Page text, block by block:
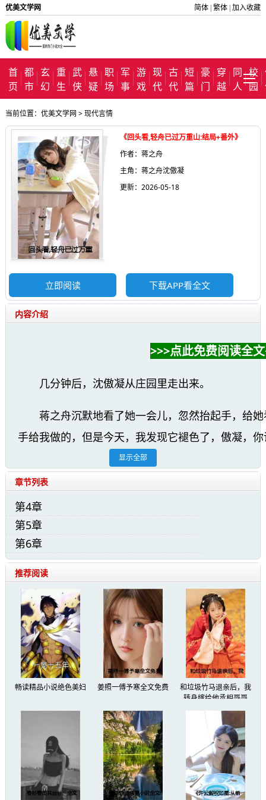
优美文学网 简体 |繁体 |加入收藏
首
页
都
市
玄
幻
重
生
武
侠
悬
疑
职
场
军
事
游
戏
现
代
古
代
短
篇
豪
门
穿
越
同
人
校
园
当前位置： 优美文学网 >现代言情
《回头看,轻舟已过万重山:结局+番外》
作者：蒋之舟
主角：蒋之舟沈傲凝
更新：2026-05-18
立即阅读 下载APP看全文
内容介绍
>>>点此免费阅读全
几分钟后，沈傲凝从庄园里走出来。
蒋之舟沉默地看了她一会儿，忽然抬起手，给
手给我做的，但是今天，我发现它褪色了，傲凝，
“怎么会！”沈傲凝的神色诚挚，她握住蒋之舟
“我对你的爱只会一天比一天多！”
蒋之舟意味不明地笑了一声。
爱他，却还这样欺骗他耍弄他？
显示全部
章节列表
第4章
第5章
第6章
推荐阅读
畅读精品小说绝色美妇 姜照一傅予寒全文免费
和垃圾竹马退亲后，我
转身嫁给他丞相哥哥